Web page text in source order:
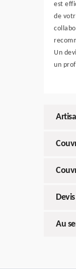
est
de
Un
un
Au